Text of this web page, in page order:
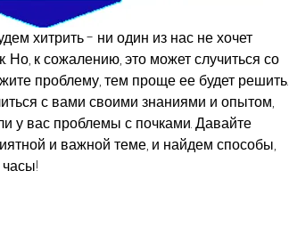
хитрить - ни один из нас не хочет
Но, к сожалению, это может случиться со
проблему, тем проще ее будет решить.
с вами своими знаниями и опытом,
у вас проблемы с почками. Давайте
и важной теме, и найдем способы,